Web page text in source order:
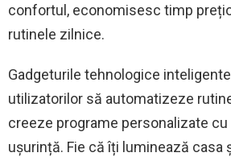
confortul, economisesc timp
rutinele zilnice.
Gadgeturile tehnologice
utilizatorilor să automatizeze
creeze programe personalizate
ușurință. Fie că îți luminează casa